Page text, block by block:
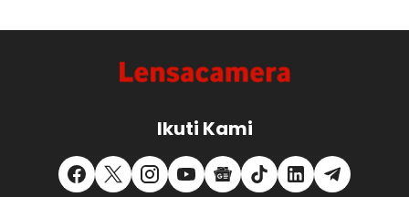
Ikuti Kami